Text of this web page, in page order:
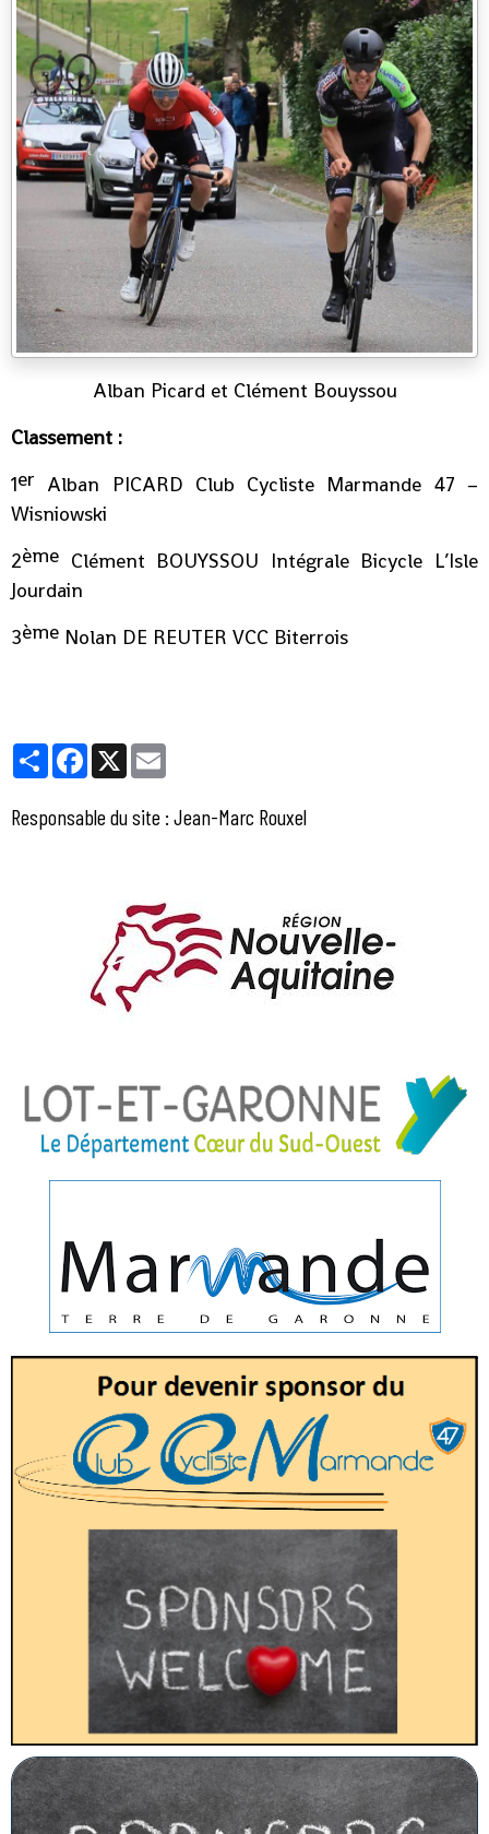
Alban Picard et Clément Bouyssou
Classement :
1er Alban PICARD Club Cycliste Marmande 47 –
Wisniowski
2ème Clément BOUYSSOU Intégrale Bicycle L’Isle
Jourdain
3ème Nolan DE REUTER VCC Biterrois
PartagerFacebook
X
Responsable du site : Jean-Marc Rouxel